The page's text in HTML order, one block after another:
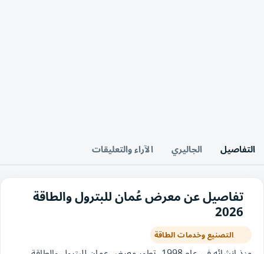
التفاصيل الجاليري الآراء والتعليقات
تفاصيل عن معرض عُمان للبترول والطاقة
2026
التصنيع وخدمات الطاقة